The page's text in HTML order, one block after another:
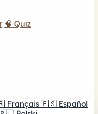
🧠 Quiz
Français 🇪🇸 Español